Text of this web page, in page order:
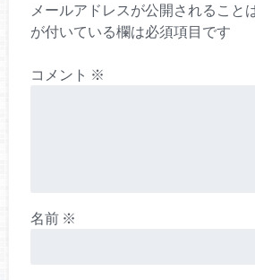
メールアドレスが公開されること
が付いている欄は必須項目です
コメント ※
名前 ※